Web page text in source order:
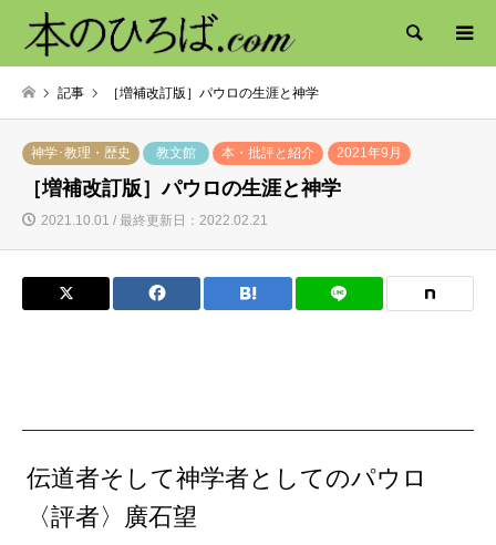
検索
記事 ［増補改訂版］パウロの生涯と神学
神学･教理・歴史 教文館 本・批評と紹介 2021年9月
［増補改訂版］パウロの生涯と神学
2021.10.01 / 最終更新日：2022.02.21
伝道者そして神学者としてのパウロ
〈評者〉廣石望